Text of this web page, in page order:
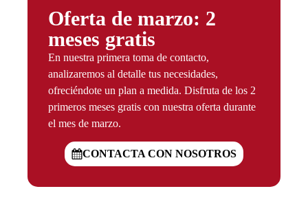
Oferta de marzo: 2
meses gratis
En nuestra primera toma de contacto,
analizaremos al detalle tus necesidades,
ofreciéndote un plan a medida. Disfruta de los 2
primeros meses gratis con nuestra oferta durante
el mes de marzo.
CONTACTA CON NOSOTROS